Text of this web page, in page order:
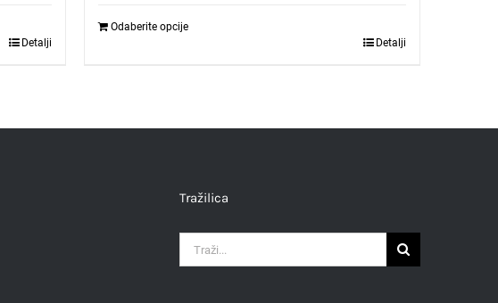
Detalji
Odaberite opcije
Detalji
Tražilica
Traži...